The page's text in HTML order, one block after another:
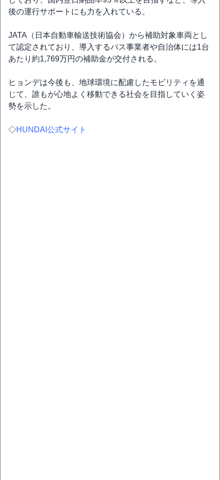
後の運行サポートにも力を入れている。
JATA（日本自動車輸送技術協会）から補助対象車両とし
て認定されており、導入するバス事業者や自治体には1台
あたり約1,769万円の補助金が交付される。
ヒョンデは今後も、地球環境に配慮したモビリティを通
じて、誰もが心地よく移動できる社会を目指していく姿
勢を示した。
◇HUNDAI公式サイト